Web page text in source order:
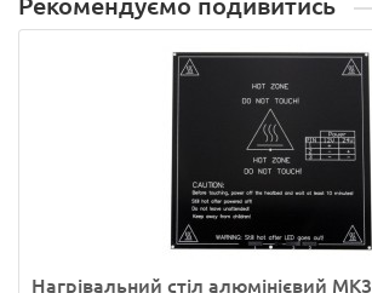
Рекомендуємо подивитись
Нагрівальний стіл алюмінієвий